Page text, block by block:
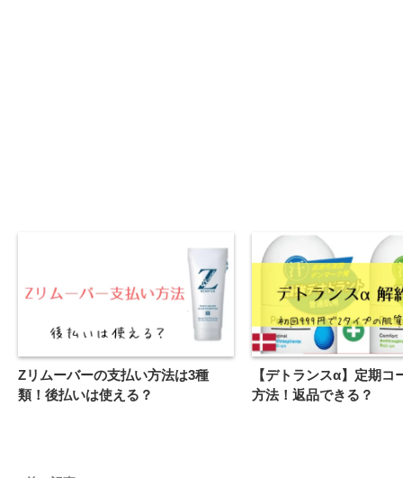
Zリムーバーの支払い方法は3種
類！後払いは使える？
【デトランスα】定期コ
方法！返品できる？